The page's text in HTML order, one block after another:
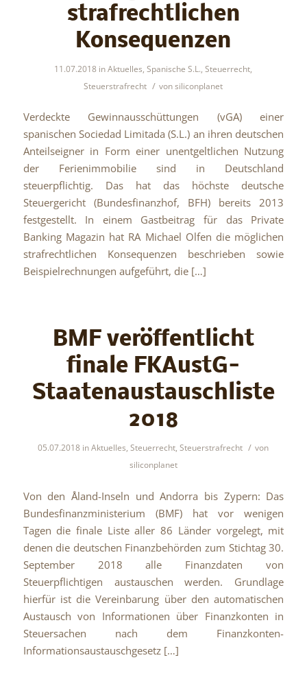
strafrechtlichen
Konsequenzen
11.07.2018 inAktuelles,Spanische S.L.,Steuerrecht,
Steuerstrafrecht / vonsiliconplanet
Verdeckte Gewinnausschüttungen (vGA) einer
spanischen Sociedad Limitada (S.L.) an ihren deutschen
Anteilseigner in Form einer unentgeltlichen Nutzung
der Ferienimmobilie sind in Deutschland
steuerpflichtig. Das hat das höchste deutsche
Steuergericht (Bundesfinanzhof, BFH) bereits 2013
festgestellt. In einem Gastbeitrag für das Private
Banking Magazin hat RA Michael Olfen die möglichen
strafrechtlichen Konsequenzen beschrieben sowie
Beispielrechnungen aufgeführt, die […]
BMF veröffentlicht
finale FKAustG-
Staatenaustauschliste
2018
05.07.2018 inAktuelles,Steuerrecht,Steuerstrafrecht / von
siliconplanet
Von den Åland-Inseln und Andorra bis Zypern: Das
Bundesfinanzministerium (BMF) hat vor wenigen
Tagen die finale Liste aller 86 Länder vorgelegt, mit
denen die deutschen Finanzbehörden zum Stichtag 30.
September 2018 alle Finanzdaten von
Steuerpflichtigen austauschen werden. Grundlage
hierfür ist die Vereinbarung über den automatischen
Austausch von Informationen über Finanzkonten in
Steuersachen nach dem Finanzkonten-
Informationsaustauschgesetz […]